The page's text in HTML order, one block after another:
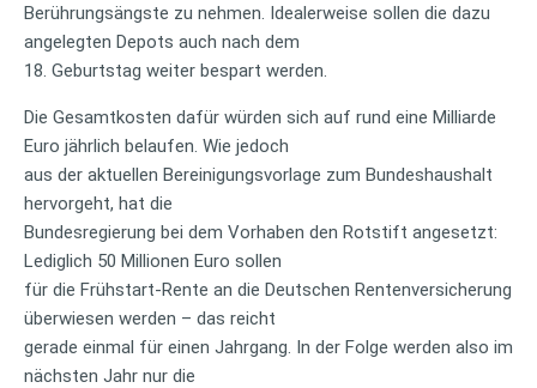
Berührungsängste zu nehmen. Idealerweise sollen die dazu
angelegten Depots auch nach dem
18. Geburtstag weiter bespart werden.
Die Gesamtkosten dafür würden sich auf rund eine Milliarde
Euro jährlich belaufen. Wie jedoch
aus der aktuellen Bereinigungsvorlage zum Bundeshaushalt
hervorgeht, hat die
Bundesregierung bei dem Vorhaben den Rotstift angesetzt:
Lediglich 50 Millionen Euro sollen
für die Frühstart-Rente an die Deutschen Rentenversicherung
überwiesen werden – das reicht
gerade einmal für einen Jahrgang. In der Folge werden also im
nächsten Jahr nur die